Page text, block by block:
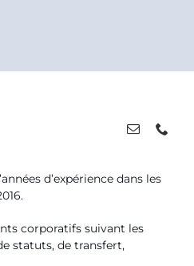
d’expérience dans les
corporatifs suivant les
statuts, de transfert,